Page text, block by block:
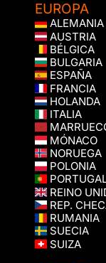
EUROPA
ALEMANIA
AUSTRIA
BÉLGICA
BULGARIA
ESPAÑA
FRANCIA
HOLANDA
ITALIA
MÓNACO
NORUEGA
POLONIA
REINO
REP.
RUMANIA
SUECIA
SUIZA